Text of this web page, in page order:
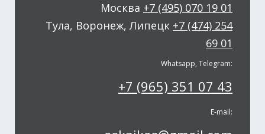
Москва +7 (495) 070 19 01
Тула, Воронеж, Липецк +7 (474) 254
69 01
Whatsapp, Telegram:
+7 (965) 351 07 43
E-mail: